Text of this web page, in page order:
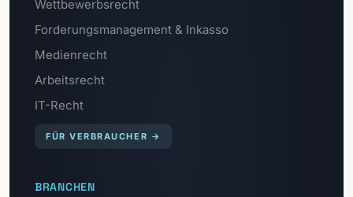
Wettbewerbsrecht
Forderungsmanagement & Inkasso
Medienrecht
Arbeitsrecht
IT-Recht
FÜR VERBRAUCHER →
BRANCHEN